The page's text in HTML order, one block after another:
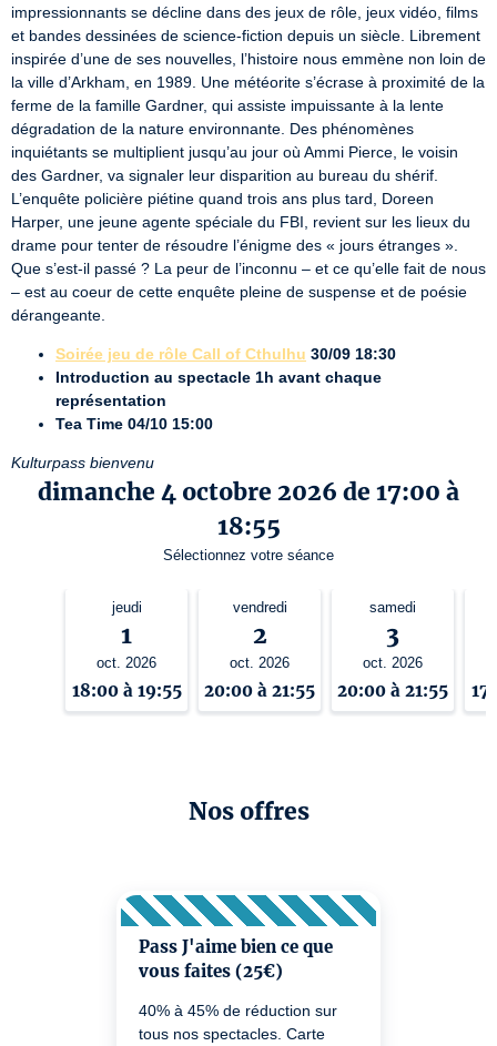
impressionnants se décline dans des jeux de rôle, jeux vidéo, films
et bandes dessinées de science-fiction depuis un siècle. Librement
inspirée d’une de ses nouvelles, l’histoire nous emmène non loin de
la ville d’Arkham, en 1989. Une météorite s’écrase à proximité de la
ferme de la famille Gardner, qui assiste impuissante à la lente
dégradation de la nature environnante. Des phénomènes
inquiétants se multiplient jusqu’au jour où Ammi Pierce, le voisin
des Gardner, va signaler leur disparition au bureau du shérif.
L’enquête policière piétine quand trois ans plus tard, Doreen
Harper, une jeune agente spéciale du FBI, revient sur les lieux du
drame pour tenter de résoudre l’énigme des « jours étranges ».
Que s’est-il passé ? La peur de l’inconnu – et ce qu’elle fait de nous
– est au coeur de cette enquête pleine de suspense et de poésie
dérangeante.
Soirée jeu de rôle Call of Cthulhu 30/09 18:30
Introduction au spectacle 1h avant chaque
représentation
Tea Time 04/10 15:00
Kulturpass bienvenu
dimanche 4 octobre 2026 de 17:00 à
18:55
Sélectionnez votre séance
jeudi
1
oct. 2026
18:00 à 19:55
vendredi
2
oct. 2026
20:00 à 21:55
samedi
3
oct. 2026
20:00 à 21:55
Nos offres
Pass J'aime bien ce que
vous faites (25€)
40% à 45% de réduction sur
tous nos spectacles. Carte